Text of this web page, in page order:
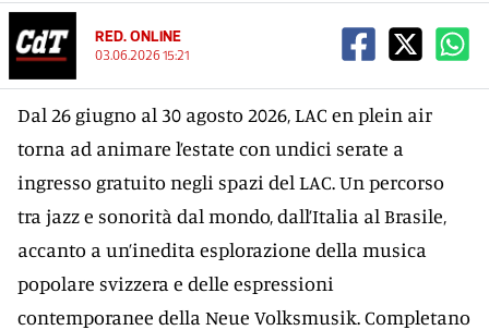
RED. ONLINE
03.06.2026 15:21
Dal 26 giugno al 30 agosto 2026, LAC en plein air
torna ad animare l’estate con undici serate a
ingresso gratuito negli spazi del LAC. Un percorso
tra jazz e sonorità dal mondo, dall’Italia al Brasile,
accanto a un’inedita esplorazione della musica
popolare svizzera e delle espressioni
contemporanee della Neue Volksmusik. Completano